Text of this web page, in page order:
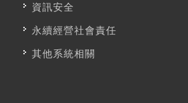
資訊安全
永續經營社會責任
其他系統相關